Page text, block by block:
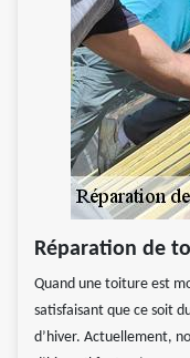
Réparation de
Quand une toiture est
satisfaisant que ce soit
d’hiver. Actuellement,